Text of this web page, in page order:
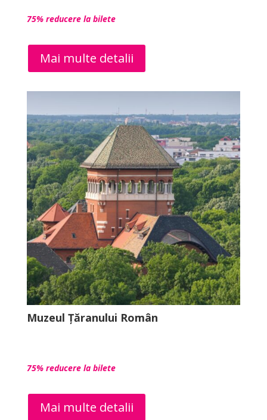
75% reducere la bilete
Mai multe detalii
Muzeul Țăranului Român
75% reducere la bilete
Mai multe detalii